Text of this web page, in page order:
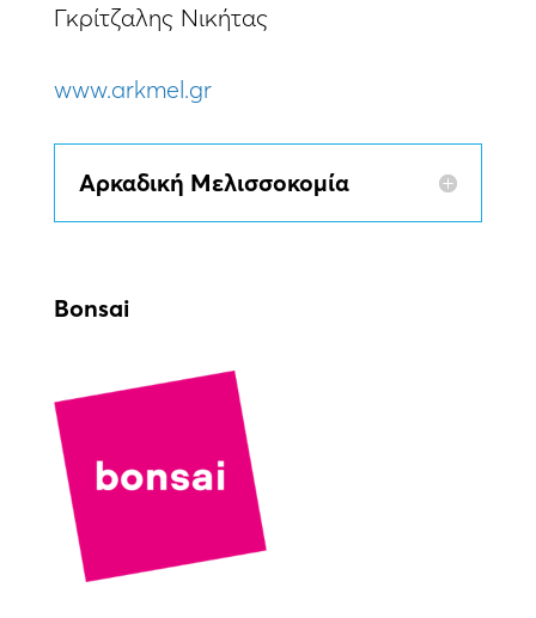
Γκρίτζαλης Νικήτας
www.arkmel.gr
Αρκαδική Μελισσοκομία
Bonsai